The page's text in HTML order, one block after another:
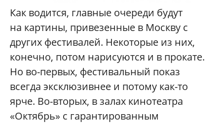
Как водится, главные очереди будут
на картины, привезенные в Москву с
других фестивалей. Некоторые из них,
конечно, потом нарисуются и в прокате.
Но во-первых, фестивальный показ
всегда эксклюзивнее и потому как-то
ярче. Во-вторых, в залах кинотеатра
«Октябрь» с гарантированным